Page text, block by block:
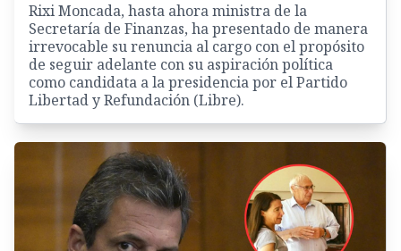
Rixi Moncada, hasta ahora ministra de la
Secretaría de Finanzas, ha presentado de manera
irrevocable su renuncia al cargo con el propósito
de seguir adelante con su aspiración política
como candidata a la presidencia por el Partido
Libertad y Refundación (Libre).